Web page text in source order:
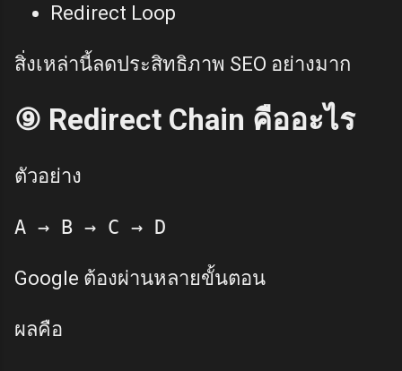
Redirect Loop
สิ่งเหล่านี้ลดประสิทธิภาพ SEO อย่างมาก
⑨ Redirect Chain คืออะไร
ตัวอย่าง
Google ต้องผ่านหลายขั้นตอน
ผลคือ